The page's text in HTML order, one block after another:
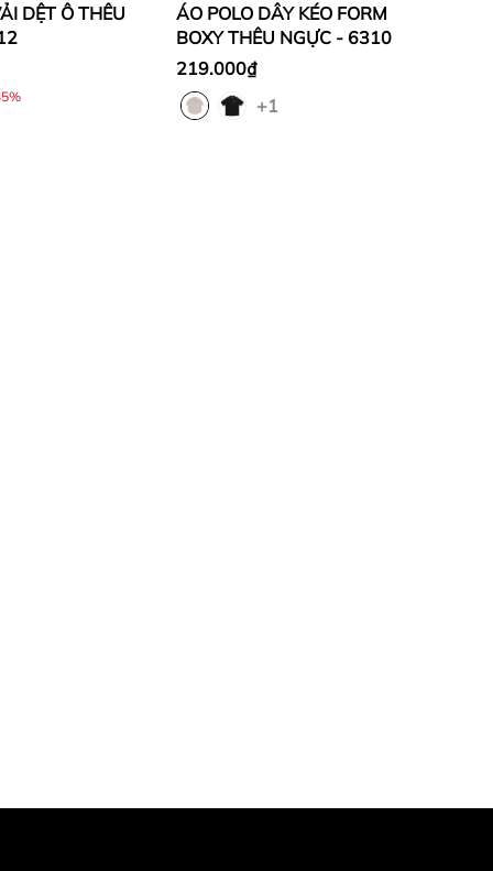
DỆT Ô THÊU
ÁO POLO DÂY KÉO FORM
BOXY THÊU NGỰC - 6310
219.000₫
+1